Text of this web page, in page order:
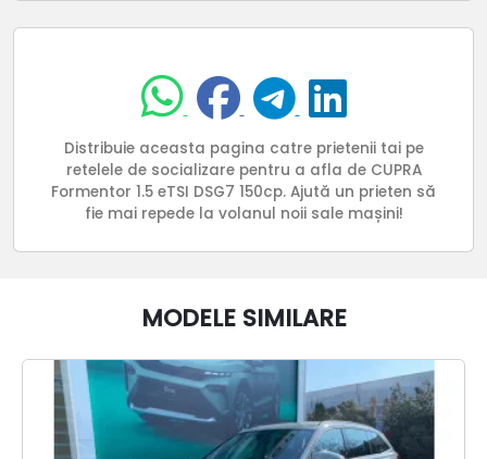
Distribuie aceasta pagina catre prietenii tai pe
retelele de socializare pentru a afla de CUPRA
Formentor 1.5 eTSI DSG7 150cp. Ajută un prieten să
fie mai repede la volanul noii sale mașini!
MODELE SIMILARE